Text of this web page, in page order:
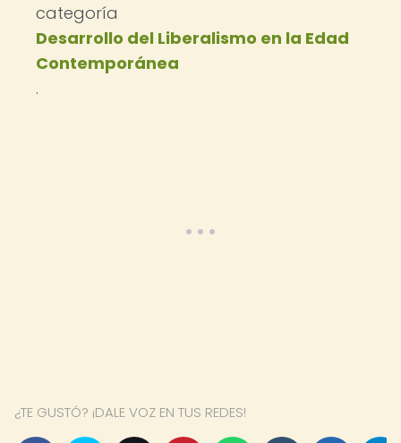
categoría
Desarrollo del Liberalismo en la Edad
Contemporánea
.
¿TE GUSTÓ? ¡DALE VOZ EN TUS REDES!